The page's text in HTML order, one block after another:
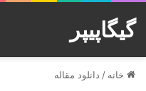
گیگاپیپر
خانه / دانلود مقاله